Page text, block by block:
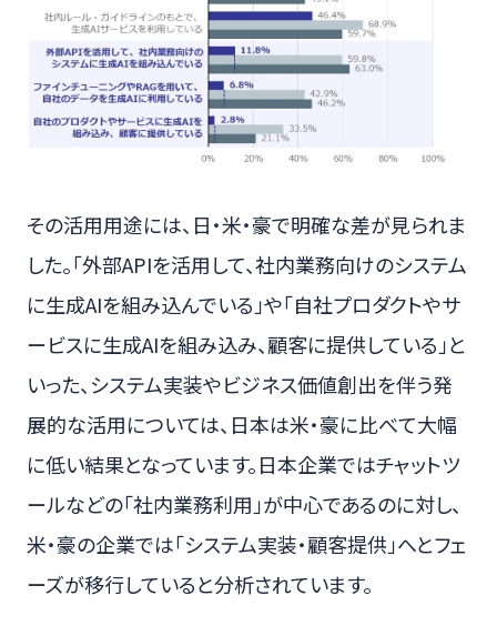
その活用用途には、日・米・豪で明確な差が見られま
した。「外部APIを活用して、社内業務向けのシステム
に生成AIを組み込んでいる」や「自社プロダクトやサ
ービスに生成AIを組み込み、顧客に提供している」と
いった、システム実装やビジネス価値創出を伴う発
展的な活用については、日本は米・豪に比べて大幅
に低い結果となっています。日本企業ではチャットツ
ールなどの「社内業務利用」が中心であるのに対し、
米・豪の企業では「システム実装・顧客提供」へとフェ
ーズが移行していると分析されています。